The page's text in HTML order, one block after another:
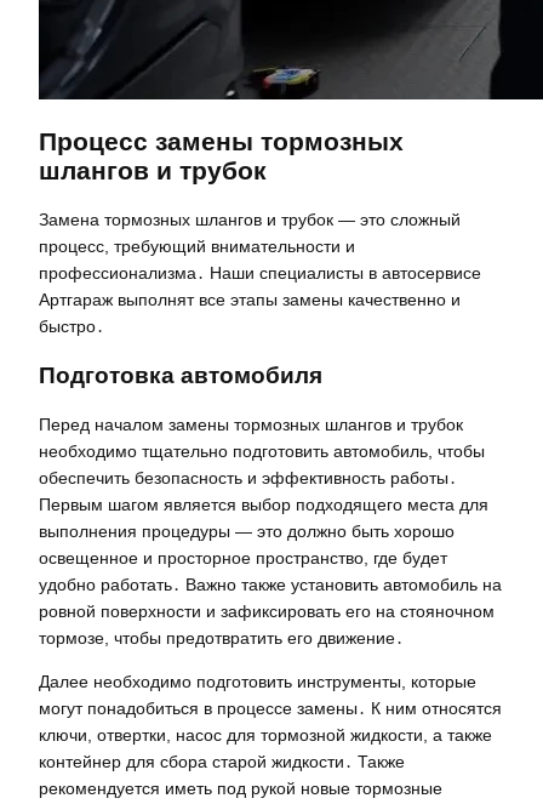
Процесс замены тормозных
шлангов и трубок
Замена тормозных шлангов и трубок — это сложный
процесс, требующий внимательности и
профессионализма․ Наши специалисты в автосервисе
Артгараж выполнят все этапы замены качественно и
быстро․
Подготовка автомобиля
Перед началом замены тормозных шлангов и трубок
необходимо тщательно подготовить автомобиль, чтобы
обеспечить безопасность и эффективность работы․
Первым шагом является выбор подходящего места для
выполнения процедуры — это должно быть хорошо
освещенное и просторное пространство, где будет
удобно работать․ Важно также установить автомобиль на
ровной поверхности и зафиксировать его на стояночном
тормозе, чтобы предотвратить его движение․
Далее необходимо подготовить инструменты, которые
могут понадобиться в процессе замены․ К ним относятся
ключи, отвертки, насос для тормозной жидкости, а также
контейнер для сбора старой жидкости․ Также
рекомендуется иметь под рукой новые тормозные